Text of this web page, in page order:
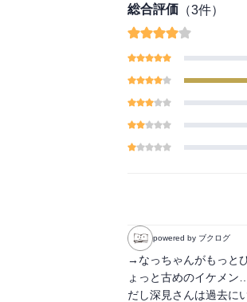
総合評価 （3件）
powered by ブクログ
→なっちゃんがもっと
ょっと古めのイケメン
だし深見さんは過去に